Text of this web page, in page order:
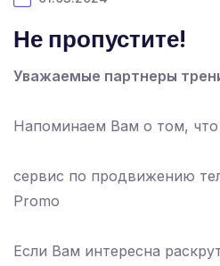
Не пропустите!
Уважаемые партнеры
Напоминаем Вам о том, что
сервис по продвижению
Promo
Если Вам интересна